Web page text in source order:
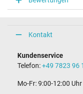
Steckerlänge (mm)
11,0 mm
5,5 mm / 2,5 mm
Länge Anschlusskabel
1.75 m
Maße
Kontakt
Kundenservice
Telefon:+49 7823 96
Mo-Fr: 9:00-12:00 Uhr